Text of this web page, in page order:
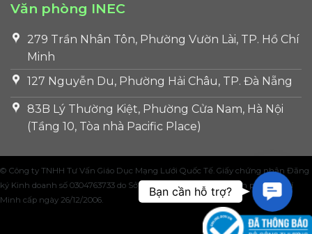
Văn phòng INEC
279 Trần Nhân Tôn, Phường Vườn Lài, TP. Hồ Chí
Minh
127 Nguyễn Du, Phường Hải Châu, TP. Đà Nẵng
83B Lý Thường Kiệt, Phường Cửa Nam, Hà Nội
(Tầng 10, Tòa nhà Pacific Place)
© Công ty TNHH Tư Vấn Giáo Dục Mạng Lưới Quốc Tế. Giấy chứng nhận Đăng
ký Kinh doanh số 0304763733 do Sở Kế hoạch và Đầu tư Thành phố Hồ Chí
Minh cấp ngày 26/12/2006.
Bạn cần hỗ trợ?